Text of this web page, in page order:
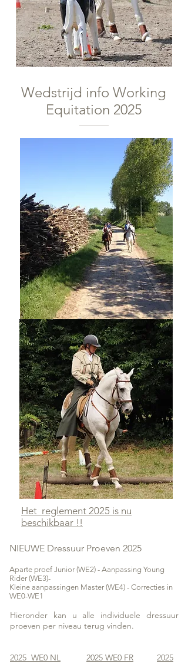
Wedstrijd info Working
Equitation 2025
Het reglement 2025 is nu
beschikbaar !!
FLANDERSWE ETAP WEB Working Equitation Belgium
NIEUWE Dressuur Proeven 2025
Aparte proef Junior (WE2) - Aanpassing Young
Rider (WE3)-
Kleine aanpassingen Master (WE4) - Correcties in
WE0-WE1
Hieronder kan u alle individuele dressuur
proeven per niveau terug vinden.
2025 WE0 NL 2025 WE0 FR
2025